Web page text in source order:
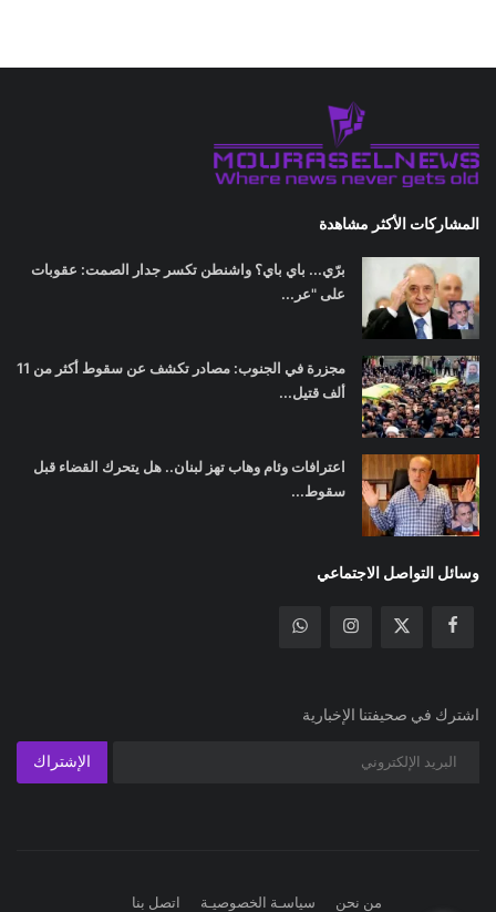
المشاركات الأكثر مشاهدة
برّي... باي باي؟ واشنطن تكسر جدار الصمت: عقوبات
على "عر...
مجزرة في الجنوب: مصادر تكشف عن سقوط أكثر من 11
ألف قتيل...
اعترافات وئام وهاب تهز لبنان.. هل يتحرك القضاء قبل
سقوط...
وسائل التواصل الاجتماعي
اشترك في صحيفتنا الإخبارية
الإشتراك
من نحن سياسـة الخصوصيـة اتصل بنا